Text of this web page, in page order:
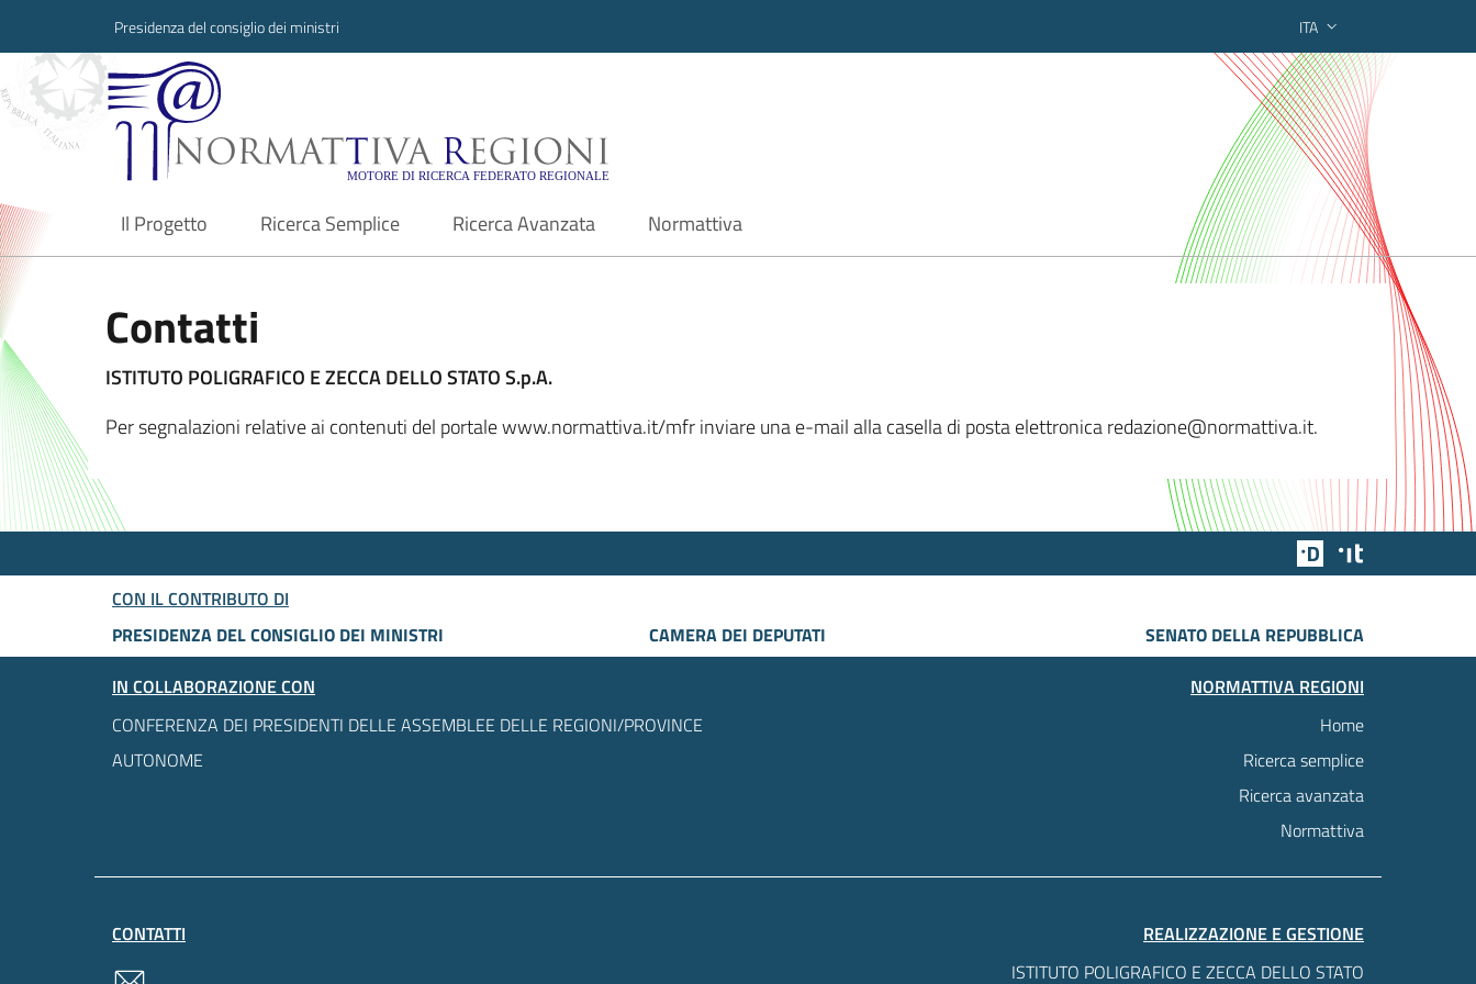
Presidenza del consiglio dei ministri ITA
Normattiva Regioni - Motore di ricerca federato regionale
Il Progetto
current Ricerca Semplice Ricerca Avanzata Normattiva
Contatti
ISTITUTO POLIGRAFICO E ZECCA DELLO STATO S.p.A.
Per segnalazioni relative ai contenuti del portale www.normattiva.it/mfr inviare una e-mail alla casella di posta elettronica redazione@normattiva.it.
Team Digitale
CON IL CONTRIBUTO DI
PRESIDENZA DEL CONSIGLIO DEI MINISTRI
CAMERA DEI DEPUTATI
SENATO DELLA REPUBBLICA
IN COLLABORAZIONE CON
CONFERENZA DEI PRESIDENTI DELLE ASSEMBLEE DELLE REGIONI/PROVINCE
AUTONOME
NORMATTIVA REGIONI
Home
Ricerca semplice
Ricerca avanzata
Normattiva
CONTATTI
REALIZZAZIONE E GESTIONE
ISTITUTO POLIGRAFICO E ZECCA DELLO STATO